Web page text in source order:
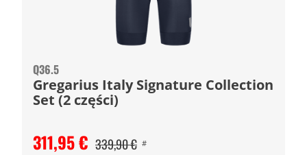
Q36.5
Gregarius Italy Signature Collection
Set (2 części)
311,95 € 339,90 € #